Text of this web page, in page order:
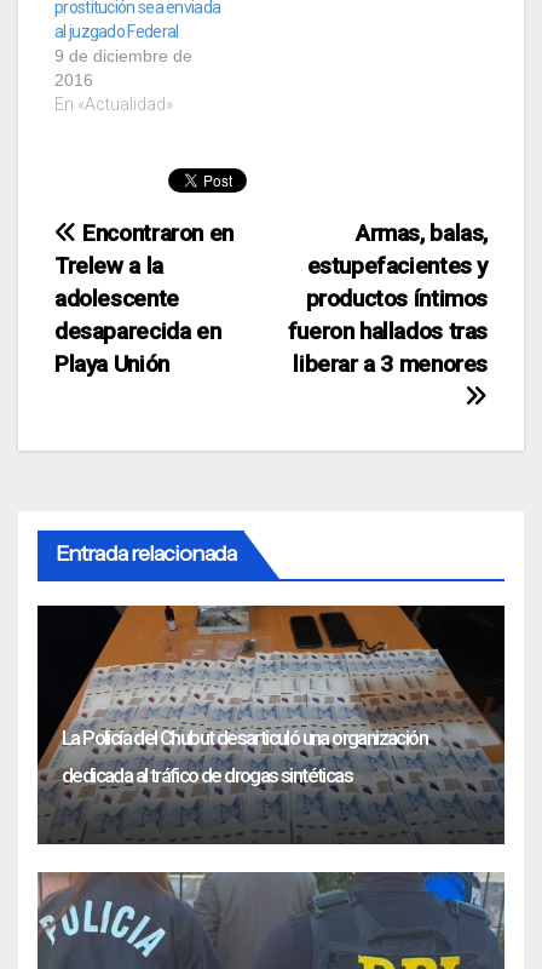
prostitución sea enviada
al juzgado Federal
9 de diciembre de
2016
En «Actualidad»
Navegación
de
entradas
Armas, balas,
estupefacientes y
productos íntimos
fueron hallados tras
liberar a 3 menores
Encontraron en
Trelew a la
adolescente
desaparecida en
Playa Unión
Entrada relacionada
La Policía del Chubut desarticuló una organización
dedicada al tráfico de drogas sintéticas